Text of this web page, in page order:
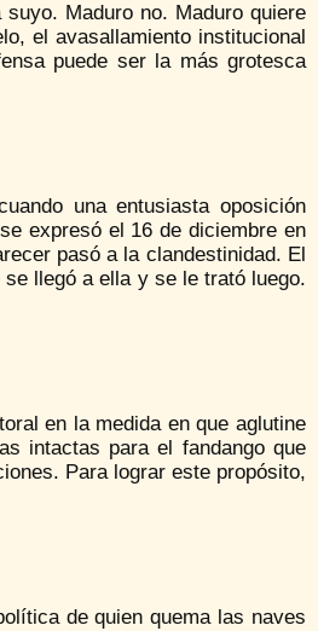
Maduro no. Maduro quiere
el avasallamiento institucional
puede ser la más grotesca
una entusiasta oposición
expresó el 16 de diciembre en
pasó a la clandestinidad. El
llegó a ella y se le trató luego.
en la medida en que aglutine
intactas para el fandango que
Para lograr este propósito,
de quien quema las naves